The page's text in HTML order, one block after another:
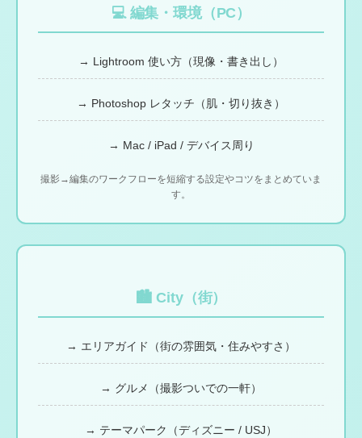
💻 編集・環境（PC）
→ Lightroom 使い方（現像・書き出し）
→ Photoshop レタッチ（肌・切り抜き）
→ Mac / iPad / デバイス周り
撮影→編集のワークフローを短縮する設定やコツをまとめていま
す。
🏙 City（街）
→ エリアガイド（街の雰囲気・住みやすさ）
→ グルメ（撮影ついでの一軒）
→ テーマパーク（ディズニー / USJ）